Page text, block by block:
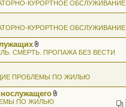
КУРОРТНОЕ ОБСЛУЖИВАНИЕ
КУРОРТНОЕ ОБСЛУЖИВАНИЕ
о
е
н
и
я
СМЕРТЬ. ПРОПАЖА БЕЗ ВЕСТИ
ПРОБЛЕМЫ ПО ЖИЛЬЮ
ПО ЖИЛЬЮ